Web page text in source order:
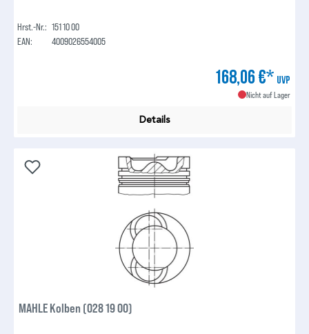
Hrst.-Nr.: 151 10 00
EAN:
4009026554005
168,06 €* UVP
Nicht auf Lager
Details
MAHLE Kolben (028 19 00)